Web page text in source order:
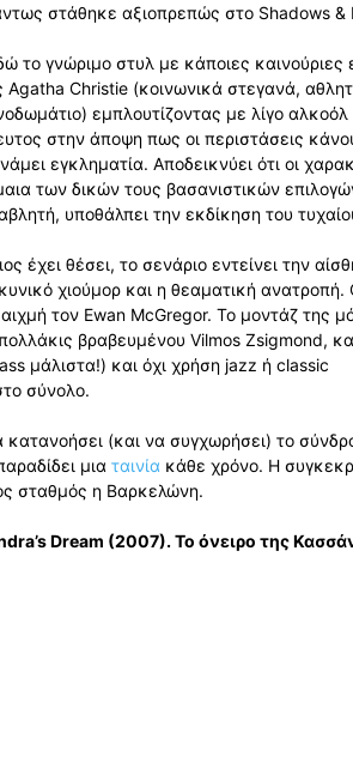
στάθηκε αξιοπρεπώς στο Shadows &
το γνώριμο στυλ με κάποιες καινούριες
Agatha Christie (κοινωνικά στεγανά,
εμπλουτίζοντας με λίγο αλκοόλ
στην άποψη πως οι περιστάσεις
εγκληματία. Αποδεικνύει ότι οι
των δικών τους βασανιστικών
υποθάλπει την εκδίκηση του
θέσει, το σενάριο εντείνει την
χιούμορ και η θεαματική ανατροπή.
τον Ewan McGregor. Το μοντάζ της
βραβευμένου Vilmos Zsigmond,
μάλιστα!) και όχι χρήση jazz ή classic
σύνολο.
κατανοήσει (και να συγχωρήσει) το
μια ταινία κάθε χρόνο. Η
σταθμός η Βαρκελώνη.
Dream (2007). Το όνειρο της